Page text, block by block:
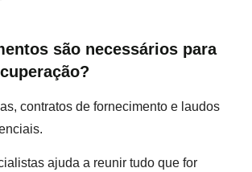
são necessários para
contratos de fornecimento e laudos
ajuda a reunir tudo que for